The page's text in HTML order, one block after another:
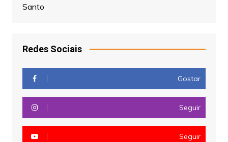
Santo
Redes Sociais
Gostar
Seguir
Seguir